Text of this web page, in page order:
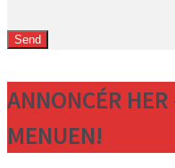
ANNONCÉR
MENUEN!